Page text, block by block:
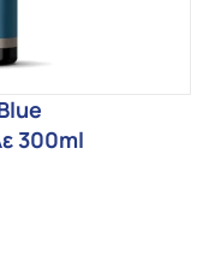
300ml